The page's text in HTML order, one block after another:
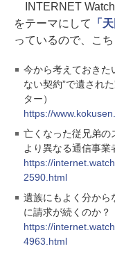
INTERNET
をテーマにして
「
っているので、こ
今から考えておきた
ない契約”で遺され
ター）
https://
亡くなった従兄弟の
より異なる通信事業
https://
2590.html
遺族にもよく分から
に請求が続くのか？
https://
4963.html